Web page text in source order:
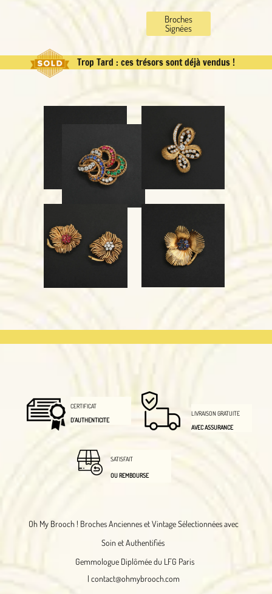
Oh My Brooch ! Broches Anciennes et Vintage Sélectionnées avec
Soin et Authentifiés
Gemmologue Diplômée du LFG Paris
| contact@ohmybrooch.com
CERTIFICAT
D'AUTHENTICITE
LIVRAISON GRATUITE
AVEC ASSURANCE
SATISFAIT
OU REMBOURSE
Broches
Signées
Trop Tard : ces trésors sont déjà vendus !